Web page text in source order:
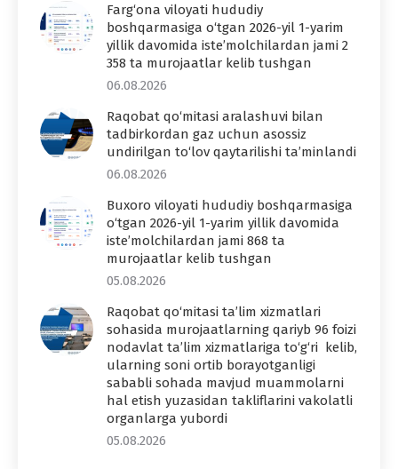
Farg‘ona viloyati hududiy
boshqarmasiga o‘tgan 2026-yil 1-yarim
yillik davomida iste’molchilardan jami 2
358 ta murojaatlar kelib tushgan
06.08.2026
Raqobat qo‘mitasi aralashuvi bilan
tadbirkordan gaz uchun asossiz
undirilgan to‘lov qaytarilishi ta’minlandi
06.08.2026
Buxoro viloyati hududiy boshqarmasiga
o‘tgan 2026-yil 1-yarim yillik davomida
iste’molchilardan jami 868 ta
murojaatlar kelib tushgan
05.08.2026
Raqobat qo‘mitasi ta’lim xizmatlari
sohasida murojaatlarning qariyb 96 foizi
nodavlat ta’lim xizmatlariga to‘g‘ri kelib,
ularning soni ortib borayotganligi
sababli sohada mavjud muammolarni
hal etish yuzasidan takliflarini vakolatli
organlarga yubordi
05.08.2026